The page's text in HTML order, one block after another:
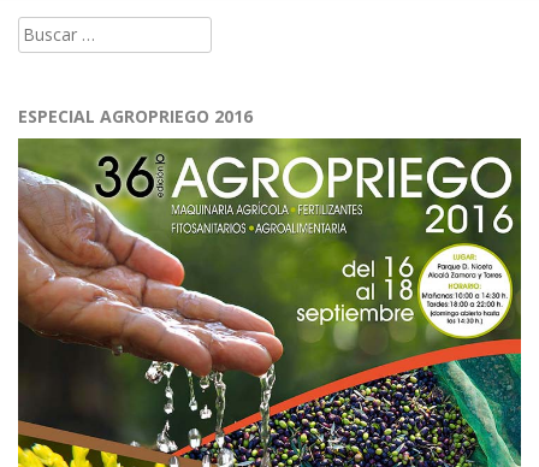
Buscar:
ESPECIAL AGROPRIEGO 2016